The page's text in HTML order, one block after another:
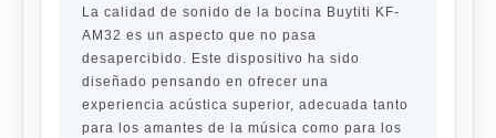
La calidad de sonido de la bocina Buytiti KF-
AM32 es un aspecto que no pasa
desapercibido. Este dispositivo ha sido
diseñado pensando en ofrecer una
experiencia acústica superior, adecuada tanto
para los amantes de la música como para los